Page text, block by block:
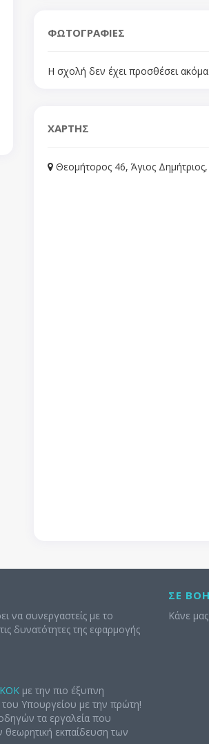
ΦΩΤΟΓΡΑΦΙΕΣ
Η σχολή δεν έχει προσθέσει
ΧΑΡΤΗΣ
Θεομήτορος 46, Άγιος
να συνεργαστείς με το
δυνατότητες της εφαρμογής
ΚΟΚ με την πιο έξυπνη
Υπουργείου με την πρώτη!
τα εργαλεία που
θεωρητική εκπαίδευση των
ΣΕ
Κάνε